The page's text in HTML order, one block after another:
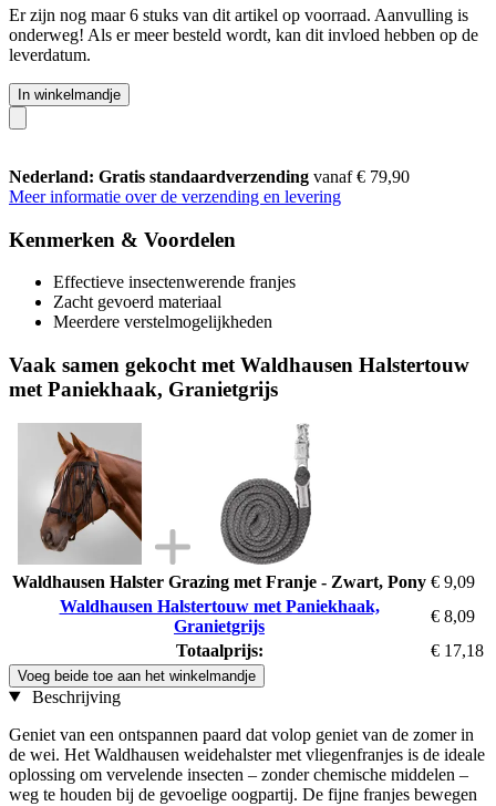
Er zijn nog maar 6 stuks van dit artikel op voorraad. Aanvulling is
onderweg! Als er meer besteld wordt, kan dit invloed hebben op de
leverdatum.
In winkelmandje
Nederland: Gratis standaardverzending vanaf € 79,90
Meer informatie over de verzending en levering
Kenmerken & Voordelen
Effectieve insectenwerende franjes
Zacht gevoerd materiaal
Meerdere verstelmogelijkheden
Vaak samen gekocht met Waldhausen Halstertouw
met Paniekhaak, Granietgrijs
Waldhausen Halster Grazing met Franje - Zwart, Pony € 9,09
Waldhausen Halstertouw met Paniekhaak,
Granietgrijs
€ 8,09
Totaalprijs:
€ 17,18
Voeg beide toe aan het winkelmandje
Beschrijving
Geniet van een ontspannen paard dat volop geniet van de zomer in
de wei. Het Waldhausen weidehalster met vliegenfranjes is de ideale
oplossing om vervelende insecten – zonder chemische middelen –
weg te houden bij de gevoelige oogpartij. De fijne franjes bewegen